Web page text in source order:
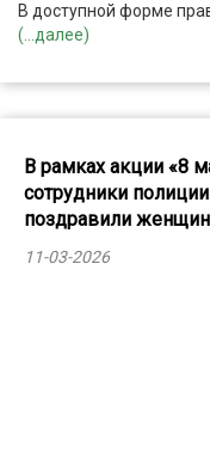
В доступной форме
(...далее)
В рамках акции «8
сотрудники
поздравили
11-03-2026